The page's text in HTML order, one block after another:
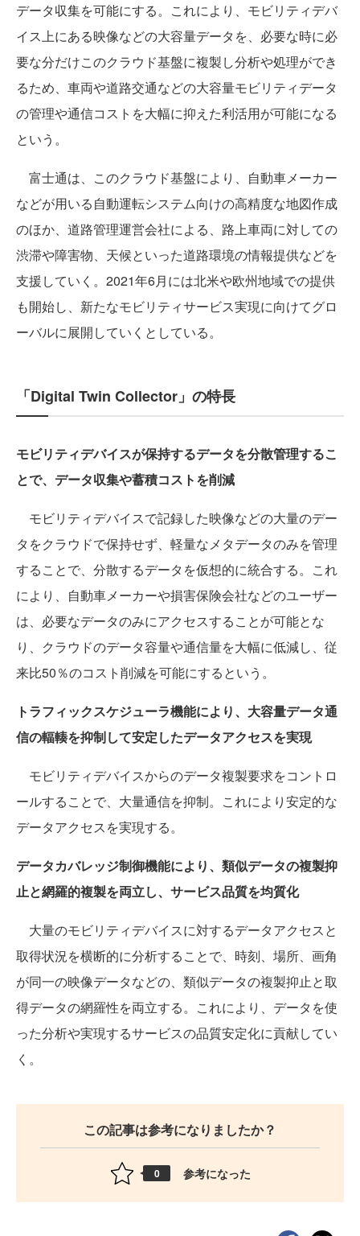
データ収集を可能にする。これにより、モビリティデバ
イス上にある映像などの大容量データを、必要な時に必
要な分だけこのクラウド基盤に複製し分析や処理ができ
るため、車両や道路交通などの大容量モビリティデータ
の管理や通信コストを大幅に抑えた利活用が可能になる
という。
富士通は、このクラウド基盤により、自動車メーカー
などが用いる自動運転システム向けの高精度な地図作成
のほか、道路管理運営会社による、路上車両に対しての
渋滞や障害物、天候といった道路環境の情報提供などを
支援していく。2021年6月には北米や欧州地域での提供
も開始し、新たなモビリティサービス実現に向けてグロ
ーバルに展開していくとしている。
「Digital Twin Collector」の特長
モビリティデバイスが保持するデータを分散管理するこ
とで、データ収集や蓄積コストを削減
モビリティデバイスで記録した映像などの大量のデー
タをクラウドで保持せず、軽量なメタデータのみを管理
することで、分散するデータを仮想的に統合する。これ
により、自動車メーカーや損害保険会社などのユーザー
は、必要なデータのみにアクセスすることが可能とな
り、クラウドのデータ容量や通信量を大幅に低減し、従
来比50％のコスト削減を可能にするという。
トラフィックスケジューラ機能により、大容量データ通
信の輻輳を抑制して安定したデータアクセスを実現
モビリティデバイスからのデータ複製要求をコントロ
ールすることで、大量通信を抑制。これにより安定的な
データアクセスを実現する。
データカバレッジ制御機能により、類似データの複製抑
止と網羅的複製を両立し、サービス品質を均質化
大量のモビリティデバイスに対するデータアクセスと
取得状況を横断的に分析することで、時刻、場所、画角
が同一の映像データなどの、類似データの複製抑止と取
得データの網羅性を両立する。これにより、データを使
った分析や実現するサービスの品質安定化に貢献してい
く。
この記事は参考になりましたか？
0 参考になった